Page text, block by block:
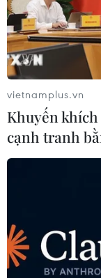
tại đây cho biết
tham chiến đã bị
vietnamplus.vn
Khuyến khích
cạnh tranh